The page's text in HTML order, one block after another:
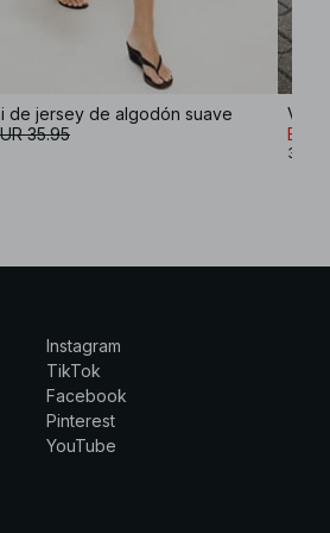
de jersey de algodón suave
35.95 EUR
3
Instagram
TikTok
Facebook
Pinterest
YouTube